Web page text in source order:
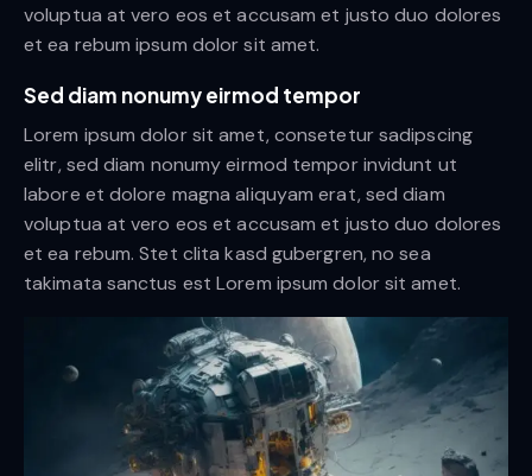
voluptua at vero eos et accusam et justo duo dolores
et ea rebum ipsum dolor sit amet.
Sed diam nonumy eirmod tempor
Lorem ipsum dolor sit amet, consetetur sadipscing
elitr, sed diam nonumy eirmod tempor invidunt ut
labore et dolore magna aliquyam erat, sed diam
voluptua at vero eos et accusam et justo duo dolores
et ea rebum. Stet clita kasd gubergren, no sea
takimata sanctus est Lorem ipsum dolor sit amet.